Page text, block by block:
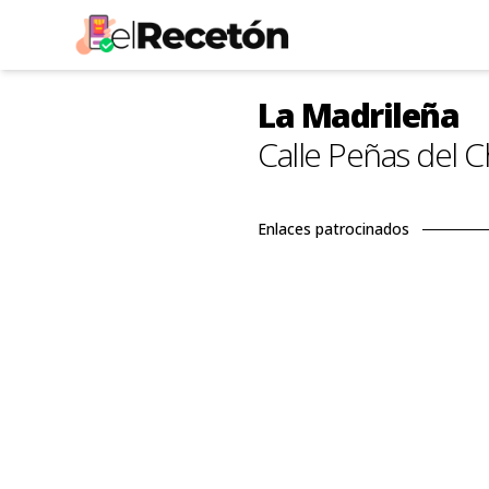
La Madrileña
Calle Peñas del
Enlaces patrocinados